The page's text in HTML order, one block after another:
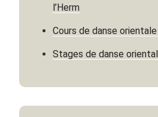
l’Herm
Cours de danse
Stages de danse